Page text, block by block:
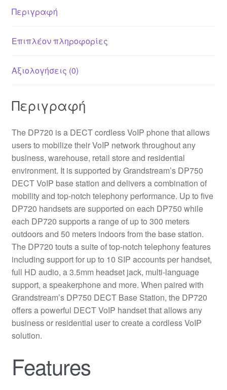
Περιγραφή
Επιπλέον πληροφορίες
Αξιολογήσεις (0)
Περιγραφή
The DP720 is a DECT cordless VoIP phone that allows
users to mobilize their VoIP network throughout any
business, warehouse, retail store and residential
environment. It is supported by Grandstream’s DP750
DECT VoIP base station and delivers a combination of
mobility and top-notch telephony performance. Up to five
DP720 handsets are supported on each DP750 while
each DP720 supports a range of up to 300 meters
outdoors and 50 meters indoors from the base station.
The DP720 touts a suite of top-notch telephony features
including support for up to 10 SIP accounts per handset,
full HD audio, a 3.5mm headset jack, multi-language
support, a speakerphone and more. When paired with
Grandstream’s DP750 DECT Base Station, the DP720
offers a powerful DECT VoIP handset that allows any
business or residential user to create a cordless VoIP
solution.
Features